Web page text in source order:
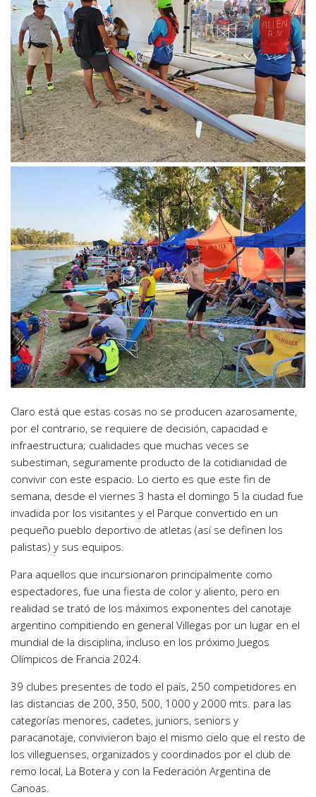
Claro está que estas cosas no se producen azarosamente,
por el contrario, se requiere de decisión, capacidad e
infraestructura; cualidades que muchas veces se
subestiman, seguramente producto de la cotidianidad de
convivir con este espacio. Lo cierto es que este fin de
semana, desde el viernes 3 hasta el domingo 5 la ciudad fue
invadida por los visitantes y el Parque convertido en un
pequeño pueblo deportivo de atletas (así se definen los
palistas) y sus equipos.
Para aquellos que incursionaron principalmente como
espectadores, fue una fiesta de color y aliento, pero en
realidad se trató de los máximos exponentes del canotaje
argentino compitiendo en general Villegas por un lugar en el
mundial de la disciplina, incluso en los próximo Juegos
Olímpicos de Francia 2024.
39 clubes presentes de todo el país, 250 competidores en
las distancias de 200, 350, 500, 1000 y 2000 mts. para las
categorías menores, cadetes, juniors, seniors y
paracanotaje, convivieron bajo el mismo cielo que el resto de
los villeguenses, organizados y coordinados por el club de
remo local, La Botera y con la Federación Argentina de
Canoas.